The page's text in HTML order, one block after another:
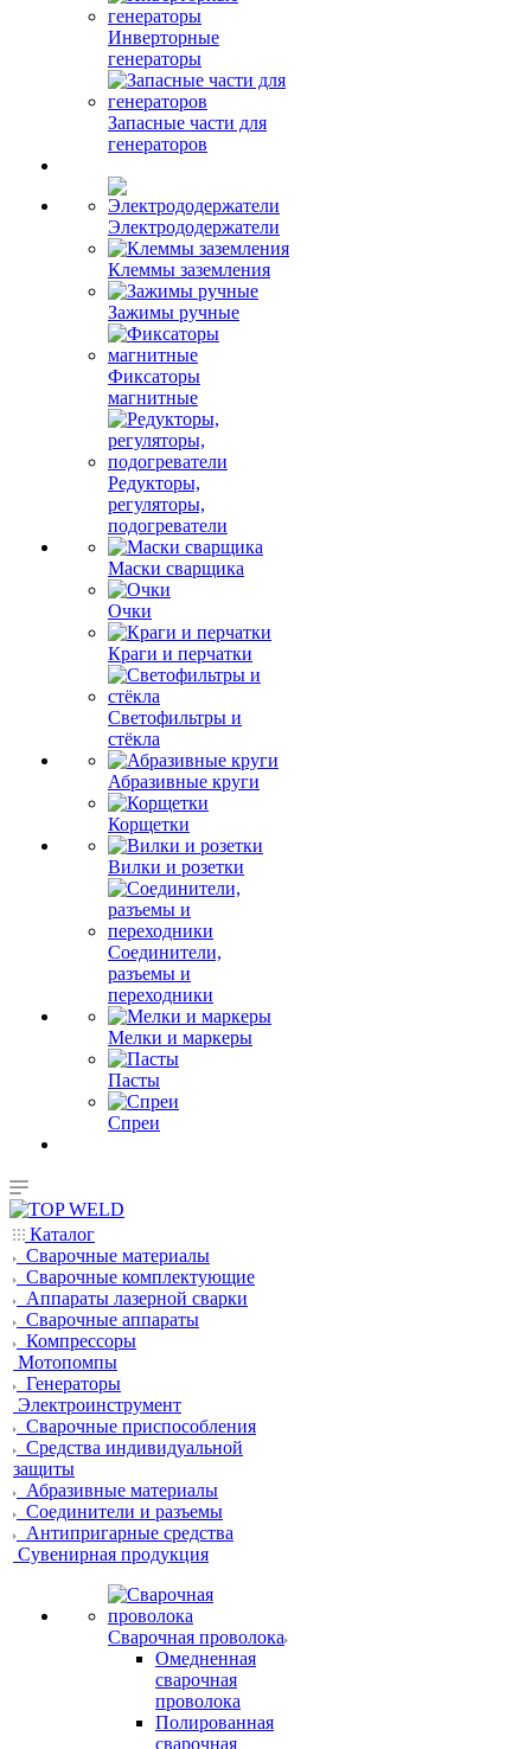
Инверторные
генераторы
Запасные части для
генераторов
Электрододержатели
Клеммы заземления
Зажимы ручные
Фиксаторы
магнитные
Редукторы,
регуляторы,
подогреватели
Маски сварщика
Очки
Краги и перчатки
Светофильтры и
стёкла
Абразивные круги
Корщетки
Вилки и розетки
Соединители,
разъемы и
переходники
Мелки и маркеры
Пасты
Спреи
Каталог
Сварочные материалы
Сварочные комплектующие
Аппараты лазерной сварки
Сварочные аппараты
Компрессоры
Мотопомпы
Генераторы
Электроинструмент
Сварочные приспособления
Средства индивидуальной
защиты
Абразивные материалы
Соединители и разъемы
Антипригарные средства
Сувенирная продукция
Сварочная проволока
Омедненная
сварочная
проволока
Полированная
сварочная